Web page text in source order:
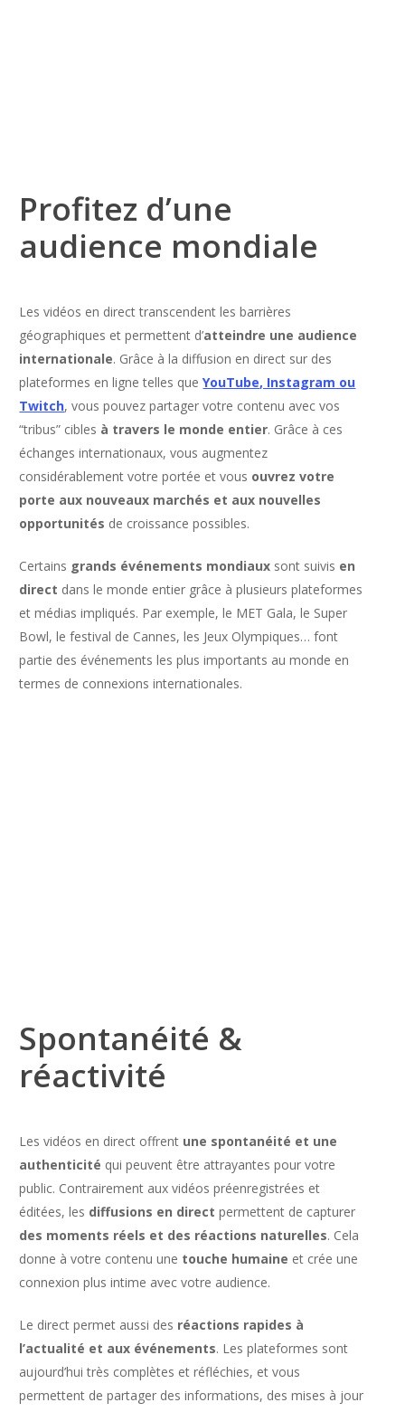
Profitez d’une
audience mondiale
Les vidéos en direct transcendent les barrières
géographiques et permettent d’atteindre une audience
internationale. Grâce à la diffusion en direct sur des
plateformes en ligne telles queYouTube, Instagram ou
Twitch, vous pouvez partager votre contenu avec vos
“tribus” cibles à travers le monde entier. Grâce à ces
échanges internationaux, vous augmentez
considérablement votre portée et vous ouvrez votre
porte aux nouveaux marchés et aux nouvelles
opportunités de croissance possibles.
Certains grands événements mondiaux sont suivis en
direct dans le monde entier grâce à plusieurs plateformes
et médias impliqués. Par exemple, le MET Gala, le Super
Bowl, le festival de Cannes, les Jeux Olympiques… font
partie des événements les plus importants au monde en
termes de connexions internationales.
Spontanéité &
réactivité
Les vidéos en direct offrent une spontanéité et une
authenticité qui peuvent être attrayantes pour votre
public. Contrairement aux vidéos préenregistrées et
éditées, les diffusions en direct permettent de capturer
des moments réels et des réactions naturelles. Cela
donne à votre contenu une touche humaine et crée une
connexion plus intime avec votre audience.
Le direct permet aussi des réactions rapides à
l’actualité et aux événements. Les plateformes sont
aujourd’hui très complètes et réfléchies, et vous
permettent de partager des informations, des mises à jour